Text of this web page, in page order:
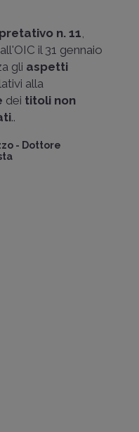
n. 11,
il 31 gennaio
gli aspetti
alla
dei titoli non
..
- Dottore